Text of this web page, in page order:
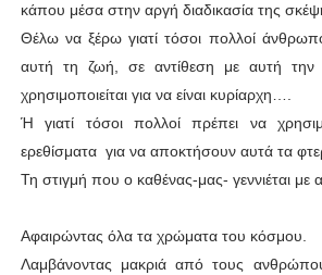
κάπου μέσα στην αργή διαδικασία της
Θέλω να ξέρω γιατί τόσοι πολλοί
αυτή τη ζωή, σε αντίθεση με αυτή
χρησιμοποιείται για να είναι κυρίαρχη….
Ή γιατί τόσοι πολλοί πρέπει να
ερεθίσματα για να αποκτήσουν αυτά τα
Τη στιγμή που ο καθένας-μας- γεννιέται με
Αφαιρώντας όλα τα χρώματα του κόσμου.
Λαμβάνοντας μακριά από τους